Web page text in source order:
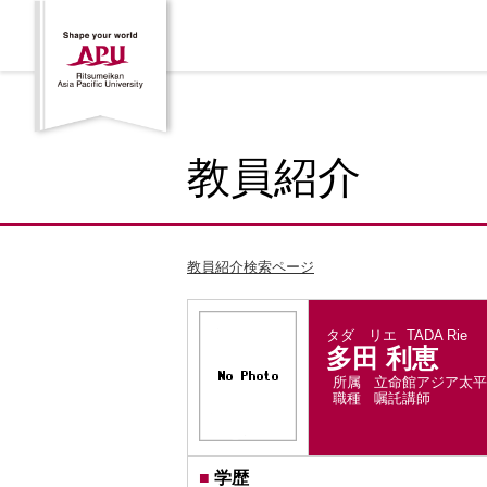
教員紹介
教員紹介検索ページ
タダ リエ
TADA Rie
多田 利恵
所属
立命館アジア太
職種
嘱託講師
■ 学歴